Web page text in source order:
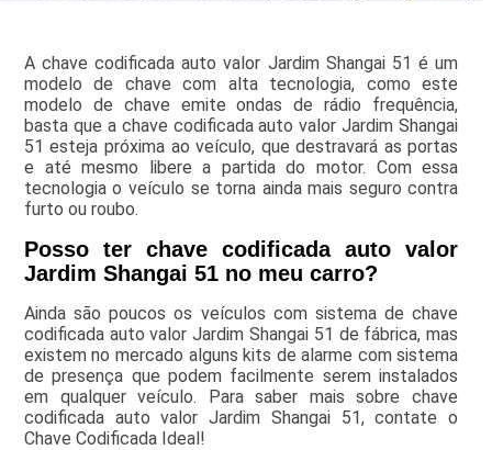
A chave codificada auto valor Jardim Shangai 51 é um
modelo de chave com alta tecnologia, como este
modelo de chave emite ondas de rádio frequência,
basta que a chave codificada auto valor Jardim Shangai
51 esteja próxima ao veículo, que destravará as portas
e até mesmo libere a partida do motor. Com essa
tecnologia o veículo se torna ainda mais seguro contra
furto ou roubo.
Posso ter chave codificada auto valor
Jardim Shangai 51 no meu carro?
Ainda são poucos os veículos com sistema de chave
codificada auto valor Jardim Shangai 51 de fábrica, mas
existem no mercado alguns kits de alarme com sistema
de presença que podem facilmente serem instalados
em qualquer veículo. Para saber mais sobre chave
codificada auto valor Jardim Shangai 51, contate o
Chave Codificada Ideal!